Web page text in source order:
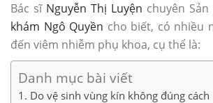
Bác sĩ Nguyễn Thị Luyện chuyên
khám Ngô Quyền cho biết, có nhiều
đến viêm nhiễm phụ khoa, cụ thể là:
Danh mục bài viết
Do vệ sinh vùng kín không đúng cách